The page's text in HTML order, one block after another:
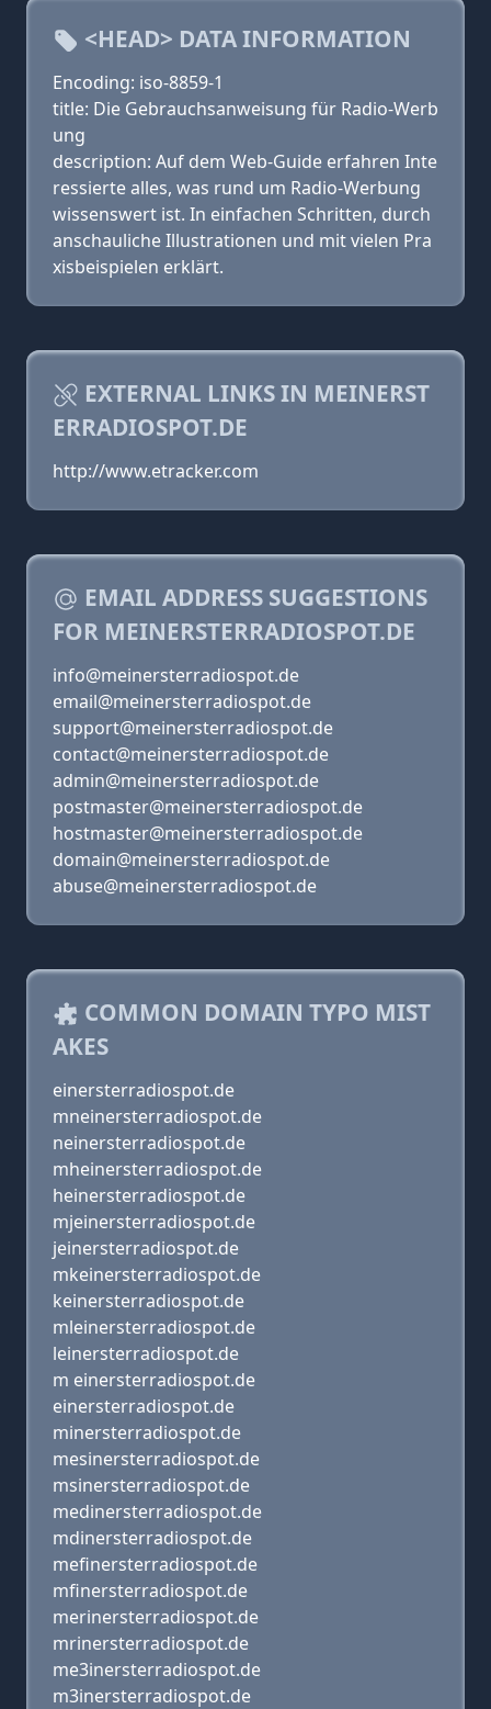
<HEAD> DATA INFORMATION
Encoding: iso-8859-1
title: Die Gebrauchsanweisung für Radio-Werb
ung
description: Auf dem Web-Guide erfahren Inte
ressierte alles, was rund um Radio-Werbung
wissenswert ist. In einfachen Schritten, durch
anschauliche Illustrationen und mit vielen Pra
xisbeispielen erklärt.
EXTERNAL LINKS IN MEINERST
ERRADIOSPOT.DE
http://www.etracker.com
EMAIL ADDRESS SUGGESTIONS
FOR MEINERSTERRADIOSPOT.DE
info@meinersterradiospot.de
email@meinersterradiospot.de
support@meinersterradiospot.de
contact@meinersterradiospot.de
admin@meinersterradiospot.de
postmaster@meinersterradiospot.de
hostmaster@meinersterradiospot.de
domain@meinersterradiospot.de
abuse@meinersterradiospot.de
COMMON DOMAIN TYPO MIST
AKES
einersterradiospot.de
mneinersterradiospot.de
neinersterradiospot.de
mheinersterradiospot.de
heinersterradiospot.de
mjeinersterradiospot.de
jeinersterradiospot.de
mkeinersterradiospot.de
keinersterradiospot.de
mleinersterradiospot.de
leinersterradiospot.de
m einersterradiospot.de
einersterradiospot.de
minersterradiospot.de
mesinersterradiospot.de
msinersterradiospot.de
medinersterradiospot.de
mdinersterradiospot.de
mefinersterradiospot.de
mfinersterradiospot.de
merinersterradiospot.de
mrinersterradiospot.de
me3inersterradiospot.de
m3inersterradiospot.de